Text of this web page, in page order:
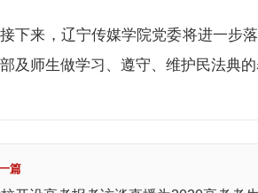
接下来，辽宁传媒学院党委将进一步
及师生做学习、遵守、维护民法典
篇